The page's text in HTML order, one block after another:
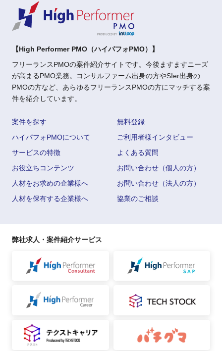
【High Performer PMO（ハイパフォPMO）】
フリーランスPMOの案件紹介サイトです。今後ますますニーズ
が高まるPMO業務。コンサルファーム出身の方やSIer出身の
PMOの方など、あらゆるフリーランスPMOの方にマッチする案
件を紹介しています。
案件を探す
無料登録
ハイパフォPMOについて
ご利用者様インタビュー
サービスの特徴
よくある質問
お役立ちコンテンツ
お問い合わせ（個人の方）
人材をお求めの企業様へ
お問い合わせ（法人の方）
人材を保有する企業様へ
協業のご相談
弊社求人・案件紹介サービス